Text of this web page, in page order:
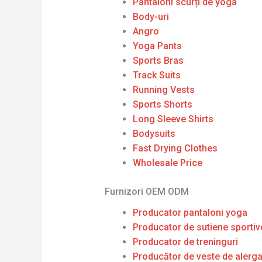
Body-uri
Angro
Yoga Pants
Sports Bras
Track Suits
Running Vests
Sports Shorts
Long Sleeve Shirts
Bodysuits
Fast Drying Clothes
Wholesale Price
Furnizori OEM ODM
Producator pantaloni yoga
Producator de sutiene
Producator de treninguri
Producător de veste de